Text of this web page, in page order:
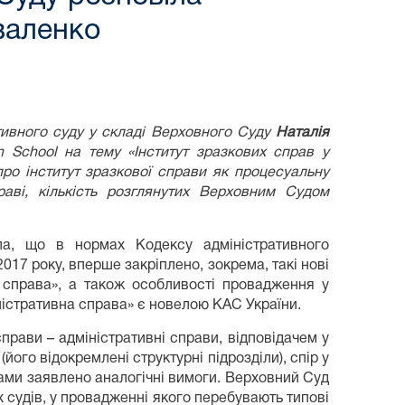
суду у складі Верховного Суду Наталія
на тему «Інститут зразкових справ у
інститут зразкової справи як процесуальну
кількість розглянутих Верховним Судом
що в нормах Кодексу адміністративного
року, вперше закріплено, зокрема, такі нові
справа», а також особливості провадження у
справа» є новелою КАС України.
– адміністративні справи, відповідачем у
відокремлені структурні підрозділи), спір у
заявлено аналогічні вимоги. Верховний Суд
у провадженні якого перебувають типові